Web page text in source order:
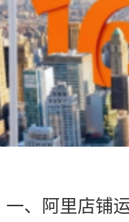
一、阿里店铺